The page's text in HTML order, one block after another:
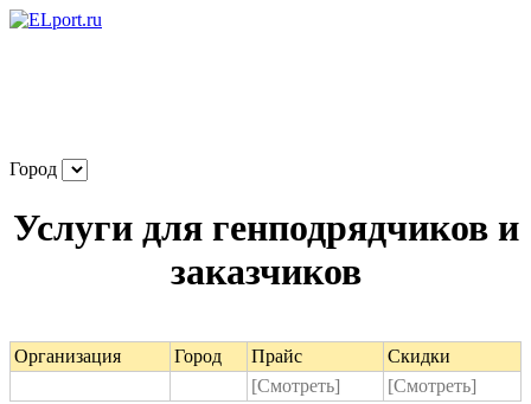
Город
Услуги для генподрядчиков и
заказчиков
Организация Город Прайс
Скидки
[Смотреть]
[Смотреть]